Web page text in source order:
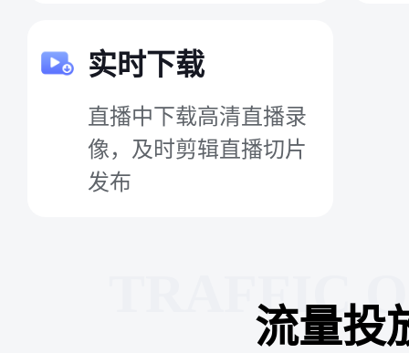
实时下载
直播中下载高清直播录
像，及时剪辑直播切片
发布
TRAFFIC
流量投